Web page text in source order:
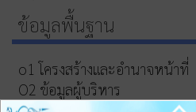
ข้อมูลพื้นฐาน
o1 โครงสร้างและอำนาจหน้าที่
O2 ข้อมูลผู้บริหาร